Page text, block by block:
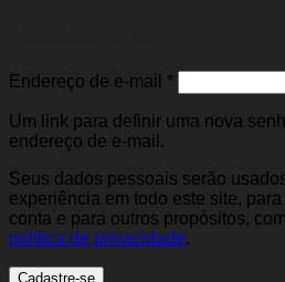
Endereço de e-mail *Obrigatório
Um link para definir uma nova
endereço de e-mail.
Seus dados pessoais serão
experiência em todo este site,
conta e para outros propósitos,
política de privacidade.
Cadastre-se